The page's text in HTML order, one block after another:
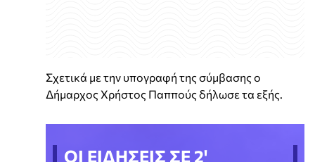
Σχετικά με την υπογραφή της σύμβασης ο
Δήμαρχος Χρήστος Παππούς δήλωσε τα εξής.
ΟΙ ΕΙΔΗΣΕΙΣ ΣΕ 2'